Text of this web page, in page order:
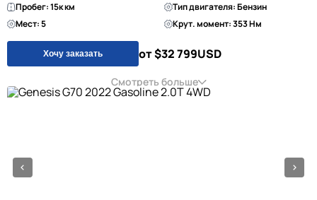
Пробег: 15к км
Тип двигателя: Бензин
Мест: 5
Крут. момент: 353 Нм
Хочу заказать от $32 799USD
Смотреть больше